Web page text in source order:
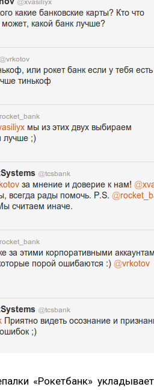
«Рокетбанк» укладывает